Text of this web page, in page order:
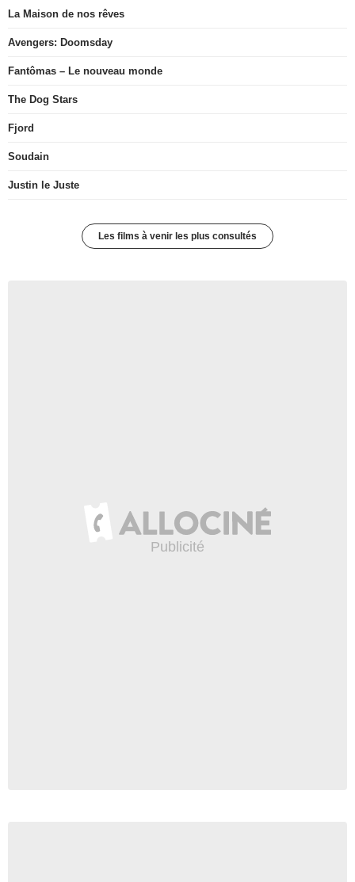
La Maison de nos rêves
Avengers: Doomsday
Fantômas – Le nouveau monde
The Dog Stars
Fjord
Soudain
Justin le Juste
Les films à venir les plus consultés